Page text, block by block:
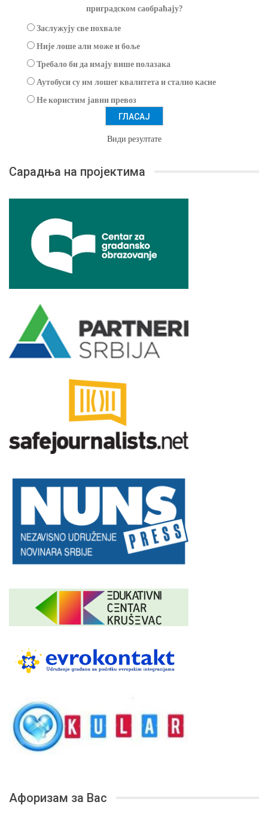
приградском саобраћају?
Заслужују све похвале
Није лоше али може и боље
Требало би да имају више полазака
Аутобуси су им лошег квалитета и стално касне
Не користим јавни превоз
Види резултате
Сарадња на пројектима
Афоризам за Вас